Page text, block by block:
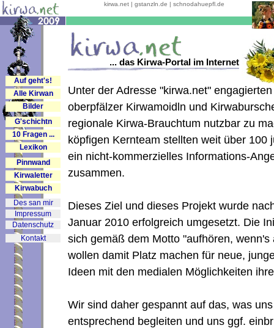
Auf geht's!
Alle Kirwan
Bilder
G'schichtn
10 Fragen ...
Lexikon
Pinnwand
Kirwaletter
Kirwabuch
Des san mir
Impressum
Datenschutz
Kontakt
kirwa.net | gstanzln.de | schnodahuepfl.de
... das Kirwa-Portal im Internet
Unter der Adresse "kirwa.net"
oberpfälzer Kirwamoidln und
regionale Kirwa-Brauchtum nutzbar zu
köpfigen Kernteam stellten weit über
ein nicht-kommerzielles Informations-
zusammen.
Dieses Ziel und dieses Projekt wurde
Januar 2010 erfolgreich umgesetzt. Die
sich gemäß dem Motto "aufhören,
wollen damit Platz machen für neue,
Ideen mit den medialen Möglichkeiten
Wir sind daher gespannt auf das, was
entsprechend begleiten und uns ggf.